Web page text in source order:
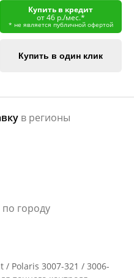
Купить в кредит
от 46 р./мес.*
* не является публичной офертой
Купить в один клик
в регионы
по городу
/ Polaris 3007-321 / 3006-